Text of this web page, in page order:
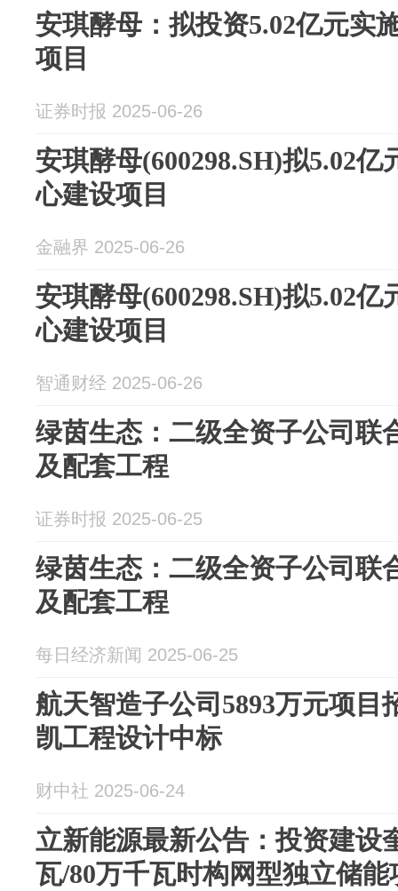
安琪酵母：拟投资5.02亿元实
项目
证券时报 2025-06-26
安琪酵母(600298.SH)拟5.02
心建设项目
金融界 2025-06-26
安琪酵母(600298.SH)拟5.02
心建设项目
智通财经 2025-06-26
绿茵生态：二级全资子公司联
及配套工程
证券时报 2025-06-25
绿茵生态：二级全资子公司联
及配套工程
每日经济新闻 2025-06-25
航天智造子公司5893万元项目
凯工程设计中标
财中社 2025-06-24
立新能源最新公告：投资建设
瓦/80万千瓦时构网型独立储能